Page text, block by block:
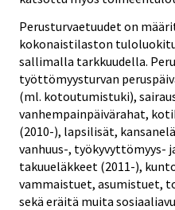
Perusturvaetuudet on
kokonaistilaston
sallimalla tarkkuudella.
työttömyysturvan
(ml. kotoutumistuki),
vanhempainpäivärahat,
(2010-), lapsilisät,
vanhuus-, työkyvyttömyys-
takuueläkkeet (2011-),
vammaistuet, asumistuet,
sekä eräitä muita